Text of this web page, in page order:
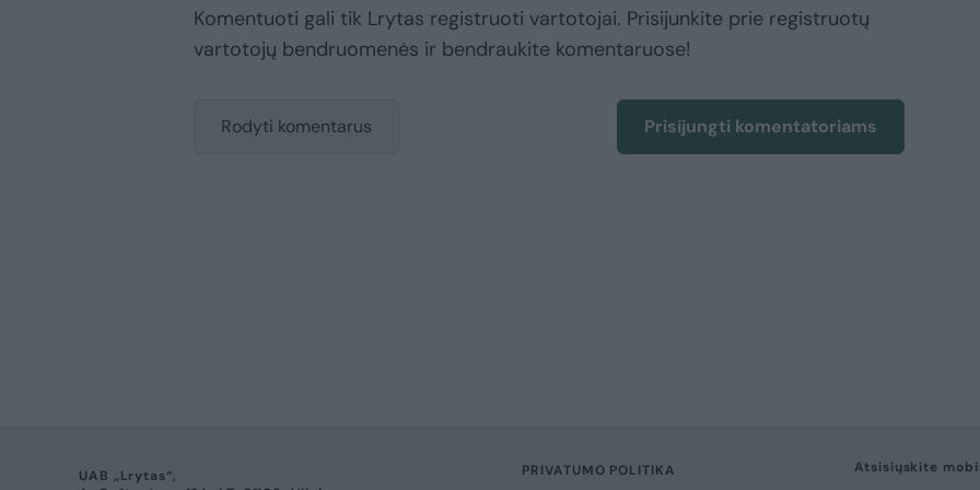
Komentuoti gali tik Lrytas registruoti vartotojai. Prisijunkite prie registruotų
vartotojų bendruomenės ir bendraukite komentaruose!
Rodyti komentarus Prisijungti komentatoriams
UAB „Lrytas“,
PRIVATUMO POLITIKA
Atsisiųskite